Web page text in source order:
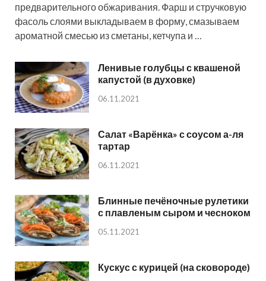
предварительного обжаривания. Фарш и стручковую
фасоль слоями выкладываем в форму, смазываем
ароматной смесью из сметаны, кетчупа и …
Ленивые голубцы с квашеной
капустой (в духовке)
06.11.2021
Салат «Варёнка» с соусом а-ля
тартар
06.11.2021
Блинные печёночные рулетики
с плавленым сыром и чесноком
05.11.2021
Кускус с курицей (на сковороде)